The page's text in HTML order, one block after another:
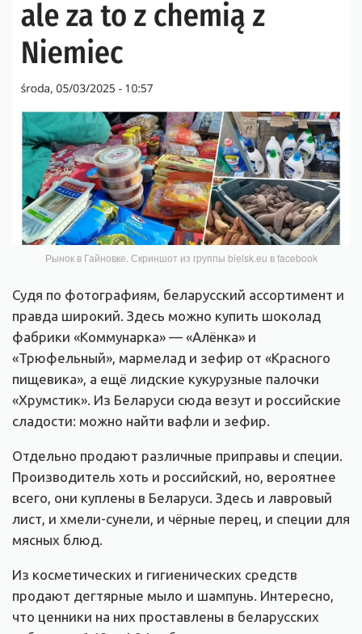
Рынок в Гайновке. Скриншот из группы bielsk.eu в facebook
Судя по фотографиям, беларусский ассортимент и
правда широкий. Здесь можно купить шоколад
фабрики «Коммунарка» — «Алёнка» и
«Трюфельный», мармелад и зефир от «Красного
пищевика», а ещё лидские кукурузные палочки
«Хрумстик». Из Беларуси сюда везут и российские
сладости: можно найти вафли и зефир.
Отдельно продают различные приправы и специи.
Производитель хоть и российский, но, вероятнее
всего, они куплены в Беларуси. Здесь и лавровый
лист, и хмели-сунели, и чёрные перец, и специи для
мясных блюд.
Из косметических и гигиенических средств
продают дегтярные мыло и шампунь. Интересно,
что ценники на них проставлены в беларусских